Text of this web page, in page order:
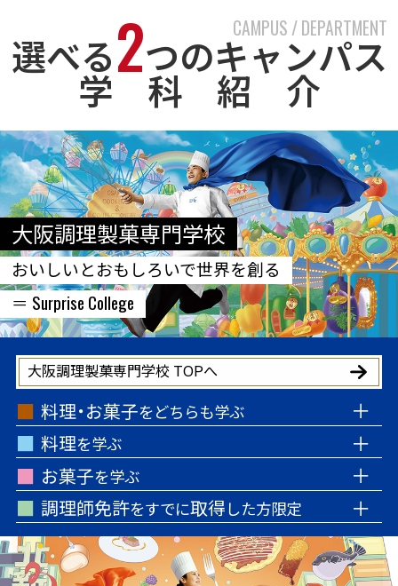
選べる2つのキャンパス
学 科 紹 介
CAMPUS / DEPARTMENT
大阪調理製菓専門学校
おいしいとおもしろいで世界を創る
＝ Surprise College
大阪調理製菓専門学校 TOPへ
料理・お菓子をどちらも学ぶ
料理を学ぶ
お菓子を学ぶ
調理師免許をすでに取得 した方限定